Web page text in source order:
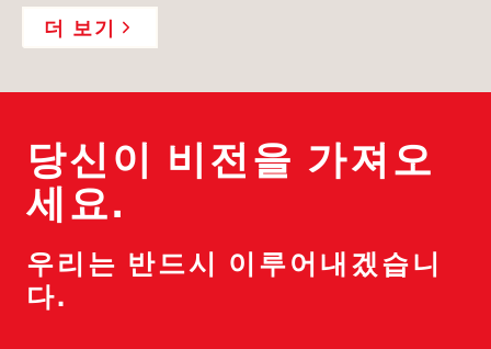
더 보기
당신이 비전을 가져오
세요.
우리는 반드시 이루어내겠습니
다.